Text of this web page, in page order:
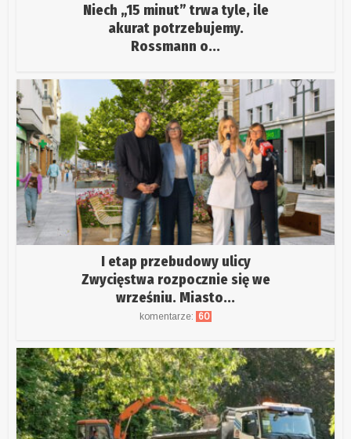
Niech „15 minut” trwa tyle, ile
akurat potrzebujemy.
Rossmann o...
I etap przebudowy ulicy
Zwycięstwa rozpocznie się we
wrześniu. Miasto...
komentarze: 60